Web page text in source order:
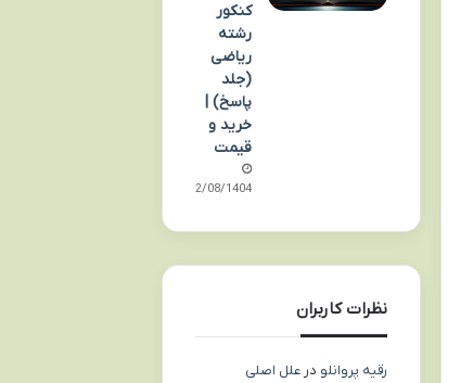
کنکور
رشته
ریاضی
(جلد
پاسخ) |
خرید و
قیمت
02/08/1404
نظرات کاربران
رقیه پروانلو در علل اصلی